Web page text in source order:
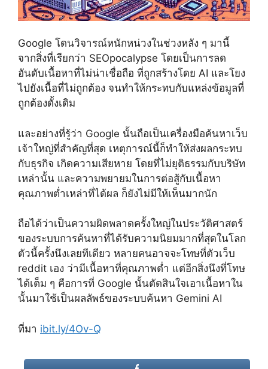
Google โดนวิจารณ์หนักหน่วงในช่วงหลัง ๆ มานี้
จากสิ่งที่เรียกว่า SEOpocalypse โดยเป็นการลด
อันดับเนื้อหาที่ไม่น่าเชื่อถือ ที่ถูกสร้างโดย AI และโยง
ไปยังเนื้อที่ไม่ถูกต้อง จนทำให้กระทบกับแหล่งข้อมูลที่
ถูกต้องดั้งเดิม
และอย่างที่รู้ว่า Google นั้นถือเป็นเครื่องมือค้นหาเว็บ
เจ้าใหญ่ที่สำคัญที่สุด เหตุการณ์นี้ก็ทำให้ส่งผลกระทบ
กับธุรกิจ เกิดความเสียหาย โดยที่ไม่ยุติธรรมกับบริษัท
เหล่านั้น และความพยายมในการต่อสู้กับเนื้อหา
คุณภาพต่ำเหล่าที่ได้ผล ก็ยังไม่มีให้เห็นมากนัก
ถือได้ว่าเป็นความผิดพลาดครั้งใหญ่ในประวัติศาสตร์
ของระบบการค้นหาที่ได้รับความนิยมมากที่สุดในโลก
ตัวนี้ครั้งนึงเลยทีเดียว หลายคนอาจจะโทษที่ตัวเว็บ
reddit เอง ว่ามีเนื้อหาที่คุณภาพต่ำ แต่อีกสิ่งนึงที่โทษ
ได้เต็ม ๆ คือการที่ Google นั้นตัดสินใจเอาเนื้อหาใน
นั้นมาใช้เป็นผลลัพธ์ของระบบค้นหา Gemini AI
ที่มา ibit.ly/4Ov-Q